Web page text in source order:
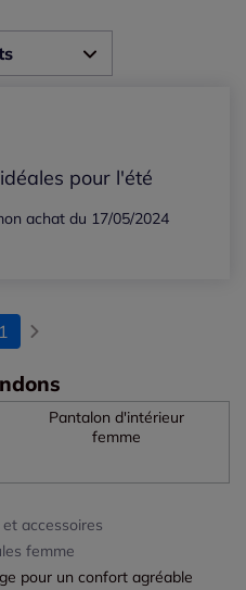
pour l'été
achat du 17/05/2024
1
Pantalon d'intérieur
femme
accessoires
femme
pour un confort agréable